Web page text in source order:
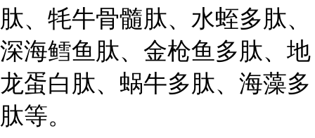
肽、牦牛骨髓肽、水蛭多肽、
深海鳕鱼肽、金枪鱼多肽、地
龙蛋白肽、蜗牛多肽、海藻多
肽等。